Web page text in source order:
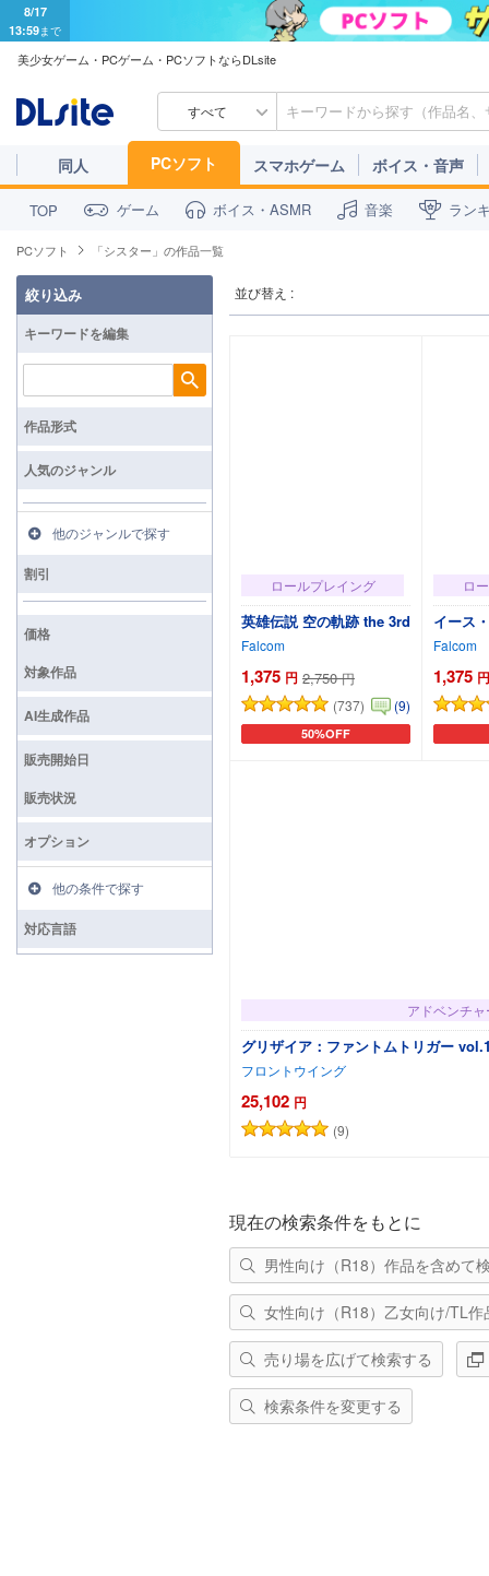
8/17
13:59まで
美少女ゲーム・PCゲーム・PCソフトならDLsite
すべて
同人 PCソフト スマホゲーム ボイス・音声
TOP ゲーム ボイス・ASMR 音楽 ラン
PCソフト 「シスター」の作品一覧
並び替え :
ロールプレイング
英雄伝説 空の軌跡 the 3rd
Falcom
1,375 円 2,750 円
(737)
(9)
50%OFF
カートに追加
ロ
イース
Falcom
1,375 円
アドベンチャ
グリザイア：ファントムトリガー
フロントウイング
25,102 円
(9)
現在の検索条件をもとに
男性向け（R18）作品を含めて
女性向け（R18）乙女向け/TL作
売り場を広げて検索する
検索条件を変更する
絞り込み
キーワードを編集
検索
作品形式
人気のジャンル
他のジャンルで探す
割引
価格
対象作品
AI生成作品
販売開始日
販売状況
オプション
他の条件で探す
対応言語